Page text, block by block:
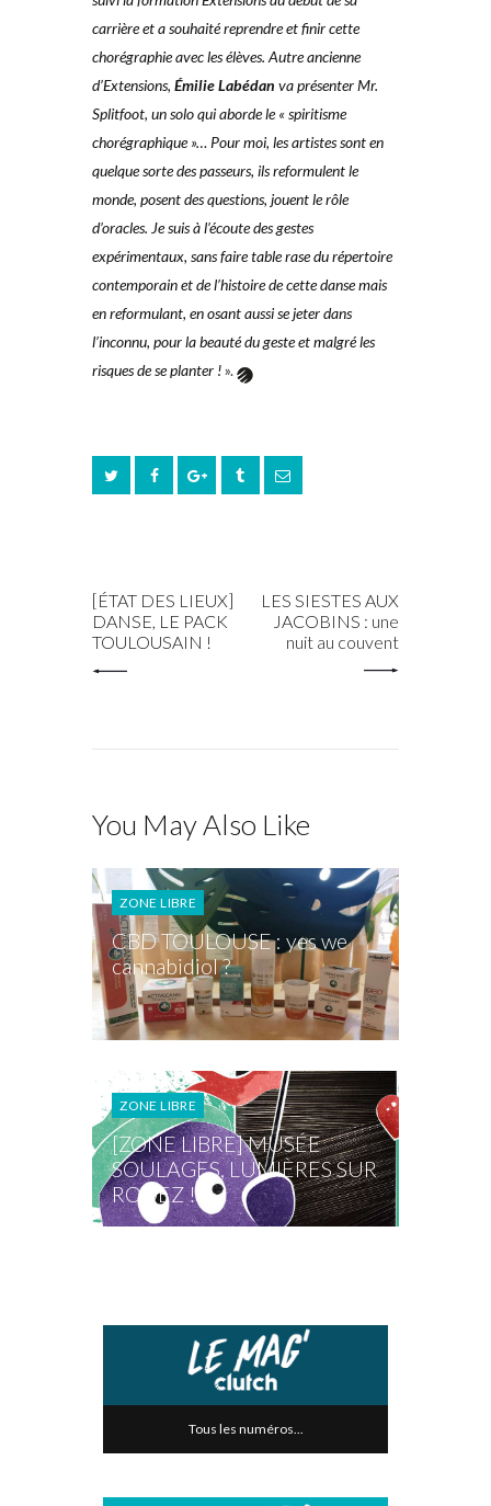
carrièreet a souhaitéreprendre et finircette
chorégraphieavec les élèves. Autreancienne
d’Extensions, Émilie Labédan vaprésenter Mr.
Splitfoot, unsolo qui aborde le « spiritisme
chorégraphique »… Pour moi, les artistes sont en
quelquesorte des passeurs, ils reformulent le
monde, posent des questions, jouent le rôle
d’oracles. Je suisà l’écoute des gestes
expérimentaux, sans faire table rase du répertoire
contemporain et de l’histoire de cettedanse mais
en reformulant, en osantaussi se jeter dans
l’inconnu, pour labeauté du geste et malgré les
risquesde se planter !».
[ÉTAT DES LIEUX]
DANSE, LE PACK
TOULOUSAIN !
LES SIESTES AUX
JACOBINS : une
nuit au couvent
You May Also Like
ZONE LIBRE
CBD TOULOUSE : yes we
cannabidiol ?
ZONE LIBRE
[ZONE LIBRE] MUSÉE
SOULAGES, LUMIÈRES SUR
RODEZ !
Tous les numéros...